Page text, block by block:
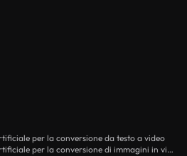
per la conversione da testo a video
Flussi di lavoro di intelligenza artificiale per la conversione di immagini in video